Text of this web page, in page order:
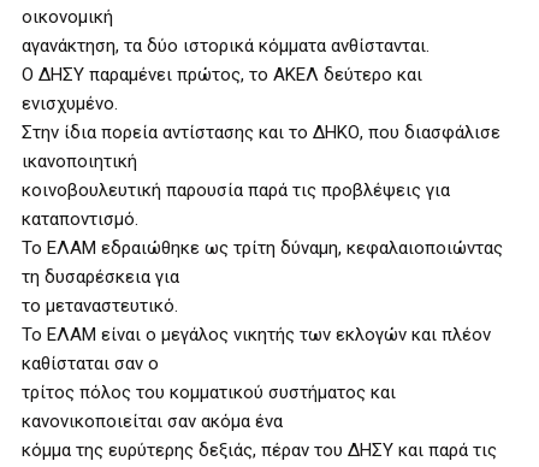
οικονομική
αγανάκτηση, τα δύο ιστορικά κόμματα ανθίστανται.
Ο ΔΗΣΥ παραμένει πρώτος, το ΑΚΕΛ δεύτερο και
ενισχυμένο.
Στην ίδια πορεία αντίστασης και το ΔΗΚΟ, που διασφάλισε
ικανοποιητική
κοινοβουλευτική παρουσία παρά τις προβλέψεις για
καταποντισμό.
Το ΕΛΑΜ εδραιώθηκε ως τρίτη δύναμη, κεφαλαιοποιώντας
τη δυσαρέσκεια για
το μεταναστευτικό.
Το ΕΛΑΜ είναι ο μεγάλος νικητής των εκλογών και πλέον
καθίσταται σαν ο
τρίτος πόλος του κομματικού συστήματος και
κανονικοποιείται σαν ακόμα ένα
κόμμα της ευρύτερης δεξιάς, πέραν του ΔΗΣΥ και παρά τις